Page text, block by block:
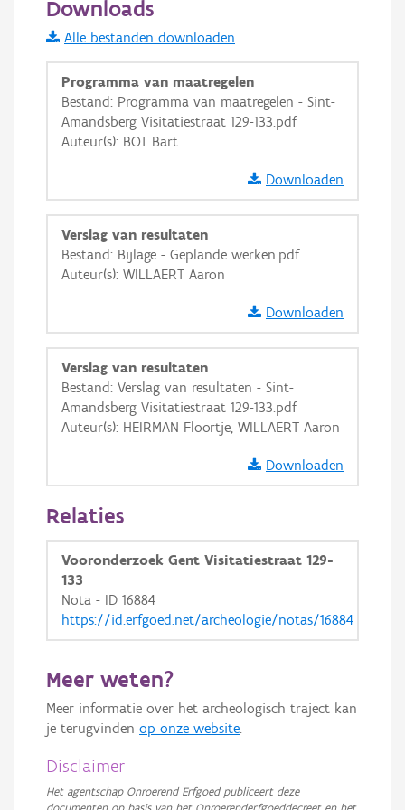
Informatie Vlaanderen
i
+ −
Basis Lagen
Ortho
GRB-Basiskaart in grijswaarden
Downloads
Alle bestanden downloaden
Programma van maatregelen
Bestand: Programma van maatregelen - Sint-
Amandsberg Visitatiestraat 129-133.pdf
Auteur(s): BOT Bart
Downloaden
Verslag van resultaten
Bestand: Bijlage - Geplande werken.pdf
Auteur(s): WILLAERT Aaron
Downloaden
Verslag van resultaten
Bestand: Verslag van resultaten - Sint-
Amandsberg Visitatiestraat 129-133.pdf
Auteur(s): HEIRMAN Floortje, WILLAERT Aaron
Downloaden
Relaties
Vooronderzoek Gent Visitatiestraat 129-
133
Nota - ID 16884
https://id.erfgoed.net/archeologie/notas/16884
Meer weten?
Meer informatie over het archeologisch traject kan
je terugvinden op onze website.
Disclaimer
Het agentschap Onroerend Erfgoed publiceert deze